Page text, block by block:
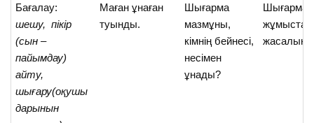
Бағалау:
шешу, пікір
(сын –
пайымдау)
айту,
шығару(оқушы
дарынын
Маған ұнаған
туынды.
Шығарма
мазмұны,
кімнің бейнесі,
несімен
ұнады?
жұмыстар